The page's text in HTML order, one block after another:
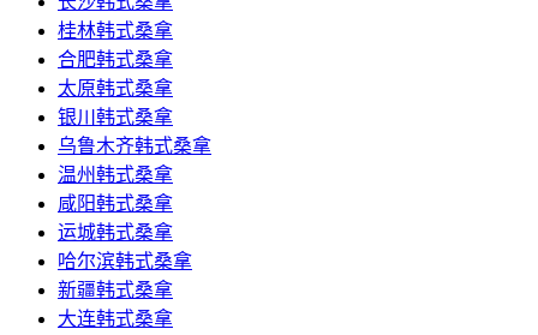
桂林韩式桑拿
合肥韩式桑拿
太原韩式桑拿
银川韩式桑拿
乌鲁木齐韩式桑拿
温州韩式桑拿
咸阳韩式桑拿
运城韩式桑拿
哈尔滨韩式桑拿
新疆韩式桑拿
大连韩式桑拿